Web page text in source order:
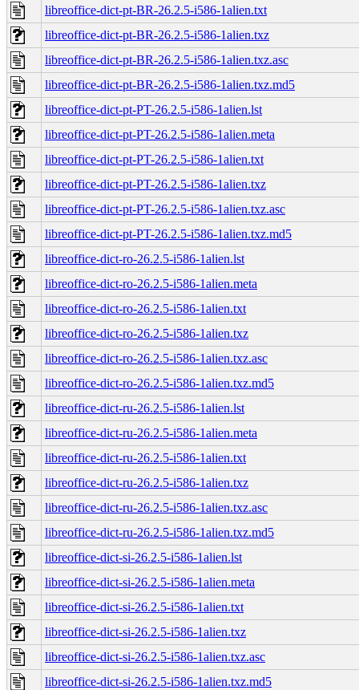
libreoffice-dict-pt-BR-26.2.5-i586-1alien.txt
libreoffice-dict-pt-BR-26.2.5-i586-1alien.txz
libreoffice-dict-pt-BR-26.2.5-i586-1alien.txz.asc
libreoffice-dict-pt-BR-26.2.5-i586-1alien.txz.md5
libreoffice-dict-pt-PT-26.2.5-i586-1alien.lst
libreoffice-dict-pt-PT-26.2.5-i586-1alien.meta
libreoffice-dict-pt-PT-26.2.5-i586-1alien.txt
libreoffice-dict-pt-PT-26.2.5-i586-1alien.txz
libreoffice-dict-pt-PT-26.2.5-i586-1alien.txz.asc
libreoffice-dict-pt-PT-26.2.5-i586-1alien.txz.md5
libreoffice-dict-ro-26.2.5-i586-1alien.lst
libreoffice-dict-ro-26.2.5-i586-1alien.meta
libreoffice-dict-ro-26.2.5-i586-1alien.txt
libreoffice-dict-ro-26.2.5-i586-1alien.txz
libreoffice-dict-ro-26.2.5-i586-1alien.txz.asc
libreoffice-dict-ro-26.2.5-i586-1alien.txz.md5
libreoffice-dict-ru-26.2.5-i586-1alien.lst
libreoffice-dict-ru-26.2.5-i586-1alien.meta
libreoffice-dict-ru-26.2.5-i586-1alien.txt
libreoffice-dict-ru-26.2.5-i586-1alien.txz
libreoffice-dict-ru-26.2.5-i586-1alien.txz.asc
libreoffice-dict-ru-26.2.5-i586-1alien.txz.md5
libreoffice-dict-si-26.2.5-i586-1alien.lst
libreoffice-dict-si-26.2.5-i586-1alien.meta
libreoffice-dict-si-26.2.5-i586-1alien.txt
libreoffice-dict-si-26.2.5-i586-1alien.txz
libreoffice-dict-si-26.2.5-i586-1alien.txz.asc
libreoffice-dict-si-26.2.5-i586-1alien.txz.md5